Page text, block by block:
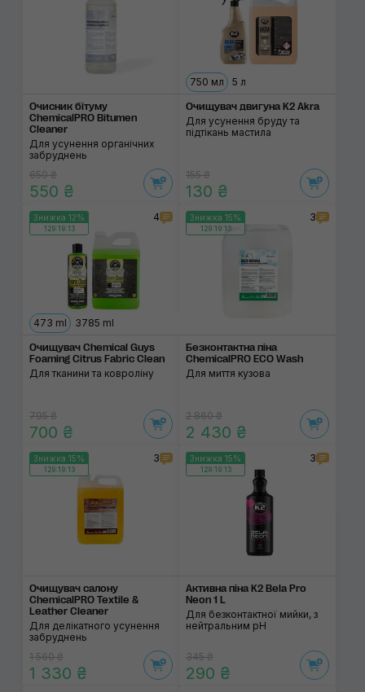
Очисник бітуму
ChemicalPRO Bitumen
Cleaner
Для усунення органічних
забруднень
650 ₴
550 ₴
750 мл 5 л
Очищувач двигуна K2 Akra
Для усунення бруду та
підтікань мастила
155 ₴
130 ₴
Знижка 12%
129:19:13
4
473 ml 3785 ml
Очищувач Chemical Guys
Foaming Citrus Fabric Clean
Для тканини та ковроліну
795 ₴
700 ₴
Знижка 15%
129:19:13
3
Безконтактна піна
ChemicalPRO ECO Wash
Для миття кузова
2 860 ₴
2 430 ₴
Знижка 15%
129:19:13
3
Очищувач салону
ChemicalPRO Textile &
Leather Cleaner
Для делікатного усунення
забруднень
1 560 ₴
1 330 ₴
Знижка 15%
129:19:13
3
Активна піна K2 Bela Pro
Neon 1 L
Для безконтактної мийки, з
нейтральним pH
345 ₴
290 ₴